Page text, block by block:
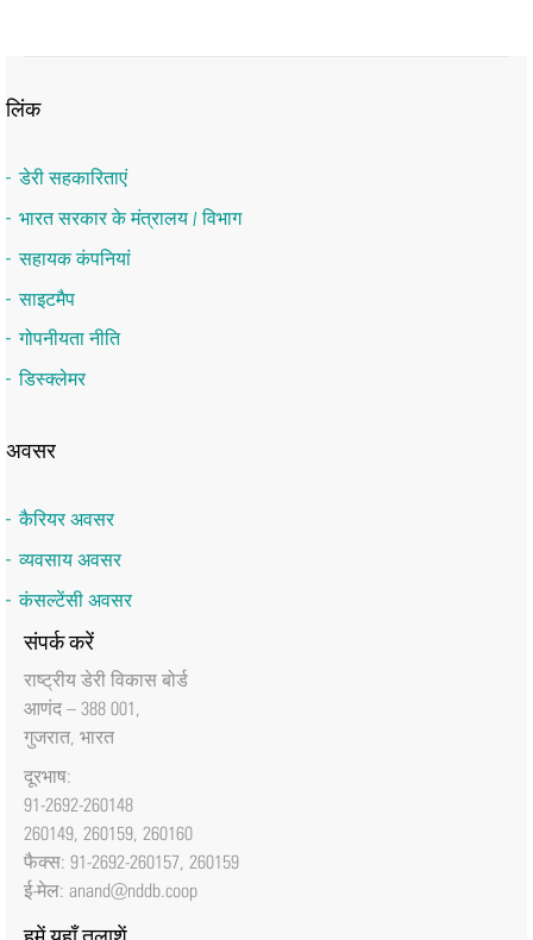
लिंक
डेरी सहकारिताएं
भारत सरकार के मंत्रालय / विभाग
सहायक कंपनियां
साइटमैप
गोपनीयता नीति
डिस्क्लेमर
अवसर
कैरियर अवसर
व्यवसाय अवसर
कंसल्टेंसी अवसर
संपर्क करें
राष्‍ट्रीय डेरी विकास बोर्ड
आणंद – 388 001,
गुजरात, भारत
दूरभाष:
91-2692-260148
260149, 260159, 260160
फैक्‍स: 91-2692-260157, 260159
ई-मेल: anand@nddb.coop